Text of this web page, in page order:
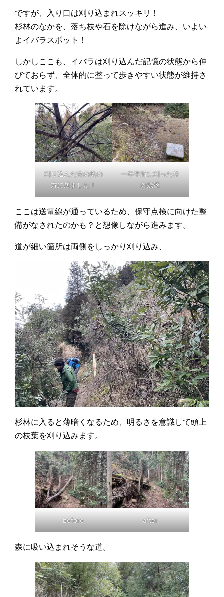
ですが、入り口は刈り込まれスッキリ！
杉林のなかを、落ち枝や石を除けながら進み、いよい
よイバラスポット！
しかしここも、イバラは刈り込んだ記憶の状態から伸
びておらず、全体的に整って歩きやすい状態が維持さ
れています。
刈り込んだ先の奥の
方に居ました！
一年半前に刈った枝
の残骸
ここは送電線が通っているため、保守点検に向けた整
備がなされたのかも？と想像しながら進みます。
道が細い箇所は両側をしっかり刈り込み、
杉林に入ると薄暗くなるため、明るさを意識して頭上
の枝葉を刈り込みます。
before after
森に吸い込まれそうな道。